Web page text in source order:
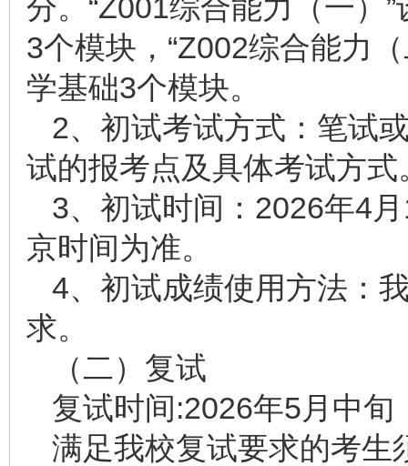
分。“Z001综合能力（一）
3个模块，“Z002综合能力
学基础3个模块。
2、初试考试方式：笔试
试的报考点及具体考试方式
3、初试时间：2026年4
京时间为准。
4、初试成绩使用方法：
求。
（二）复试
复试时间:2026年5月中旬
满足我校复试要求的考生